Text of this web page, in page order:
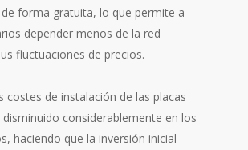
forma gratuita, lo que permite a
depender menos de la red
fluctuaciones de precios.
costes de instalación de las placas
disminuido considerablemente en los
haciendo que la inversión inicial